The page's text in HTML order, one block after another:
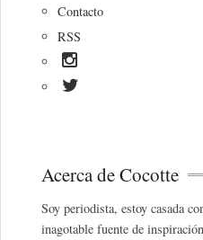
Contacto
RSS
Acerca de Cocotte
Soy periodista, estoy casada
inagotable fuente de